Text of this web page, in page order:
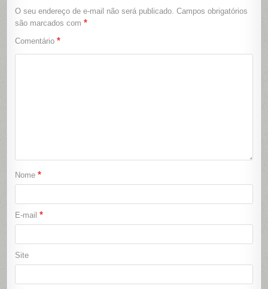
O seu endereço de e-mail não será publicado. Campos obrigatórios
são marcados com*
Comentário*
Nome*
E-mail*
Site